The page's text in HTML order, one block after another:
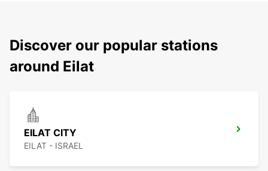
Discover our popular stations
around Eilat
EILAT CITY
EILAT - ISRAEL